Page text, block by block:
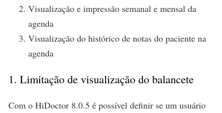
Visualização e impressão semanal e mensal da
agenda
Visualização do histórico de notas do paciente na
agenda
1. Limitação de visualização do balancete
Com o HiDoctor 8.0.5 é possível definir se um usuário